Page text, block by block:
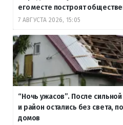
его месте построят
7 АВГУСТА 2026, 15:05
“Ночь ужасов”. После
и район остались без света,
домов